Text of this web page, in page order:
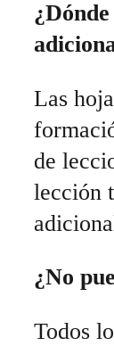
Las
de
lección
¿No
Todos